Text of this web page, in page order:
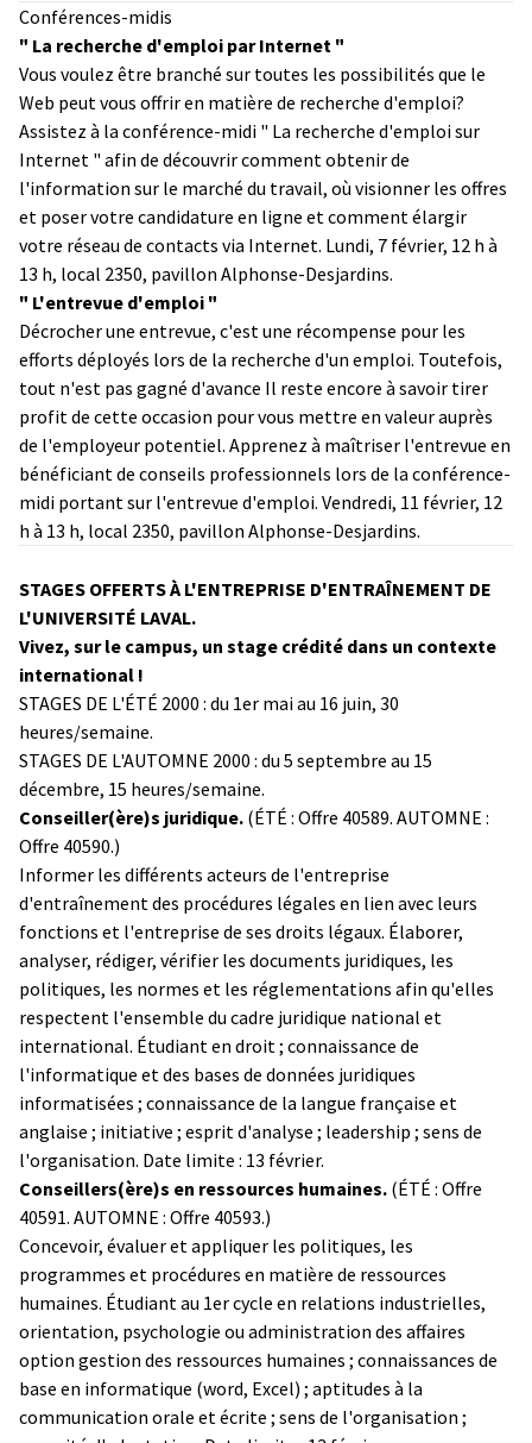
Conférences-midis
" La recherche d'emploi par Internet "
Vous voulez être branché sur toutes les possibilités que le
Web peut vous offrir en matière de recherche d'emploi?
Assistez à la conférence-midi " La recherche d'emploi sur
Internet " afin de découvrir comment obtenir de
l'information sur le marché du travail, où visionner les offres
et poser votre candidature en ligne et comment élargir
votre réseau de contacts via Internet. Lundi, 7 février, 12 h à
13 h, local 2350, pavillon Alphonse-Desjardins.
" L'entrevue d'emploi "
Décrocher une entrevue, c'est une récompense pour les
efforts déployés lors de la recherche d'un emploi. Toutefois,
tout n'est pas gagné d'avance Il reste encore à savoir tirer
profit de cette occasion pour vous mettre en valeur auprès
de l'employeur potentiel. Apprenez à maîtriser l'entrevue en
bénéficiant de conseils professionnels lors de la conférence-
midi portant sur l'entrevue d'emploi. Vendredi, 11 février, 12
h à 13 h, local 2350, pavillon Alphonse-Desjardins.
STAGES OFFERTS À L'ENTREPRISE D'ENTRAÎNEMENT DE
L'UNIVERSITÉ LAVAL.
Vivez, sur le campus, un stage crédité dans un contexte
international !
STAGES DE L'ÉTÉ 2000 : du 1er mai au 16 juin, 30
heures/semaine.
STAGES DE L'AUTOMNE 2000 : du 5 septembre au 15
décembre, 15 heures/semaine.
Conseiller(ère)s juridique. (ÉTÉ : Offre 40589. AUTOMNE :
Offre 40590.)
Informer les différents acteurs de l'entreprise
d'entraînement des procédures légales en lien avec leurs
fonctions et l'entreprise de ses droits légaux. Élaborer,
analyser, rédiger, vérifier les documents juridiques, les
politiques, les normes et les réglementations afin qu'elles
respectent l'ensemble du cadre juridique national et
international. Étudiant en droit ; connaissance de
l'informatique et des bases de données juridiques
informatisées ; connaissance de la langue française et
anglaise ; initiative ; esprit d'analyse ; leadership ; sens de
l'organisation. Date limite : 13 février.
Conseillers(ère)s en ressources humaines. (ÉTÉ : Offre
40591. AUTOMNE : Offre 40593.)
Concevoir, évaluer et appliquer les politiques, les
programmes et procédures en matière de ressources
humaines. Étudiant au 1er cycle en relations industrielles,
orientation, psychologie ou administration des affaires
option gestion des ressources humaines ; connaissances de
base en informatique (word, Excel) ; aptitudes à la
communication orale et écrite ; sens de l'organisation ;